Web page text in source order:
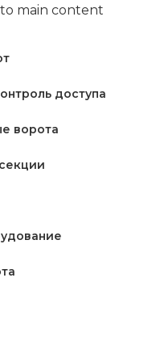
main content
доступа
ворота